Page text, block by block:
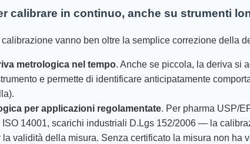
calibrare in continuo, anche su strumenti
vanno ben oltre la semplice correzione della
metrologica nel tempo. Anche se piccola, la deriva si
e permette di identificare anticipatamente
per applicazioni regolamentate. Per pharma USP/
ISO 14001, scarichi industriali D.Lgs 152/2006 — la
la validità della misura. Senza certificato la misura non